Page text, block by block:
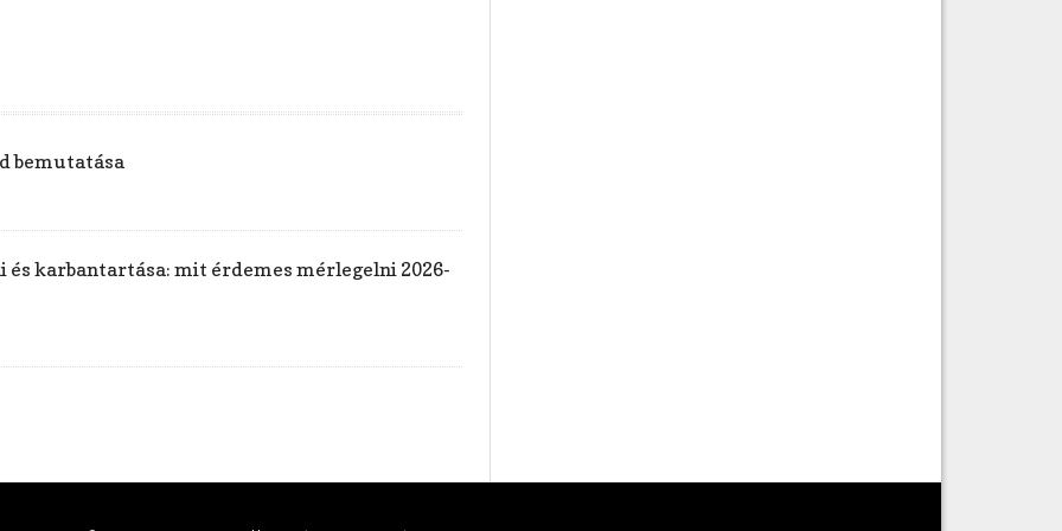
bemutatása
és karbantartása: mit érdemes mérlegelni 2026-